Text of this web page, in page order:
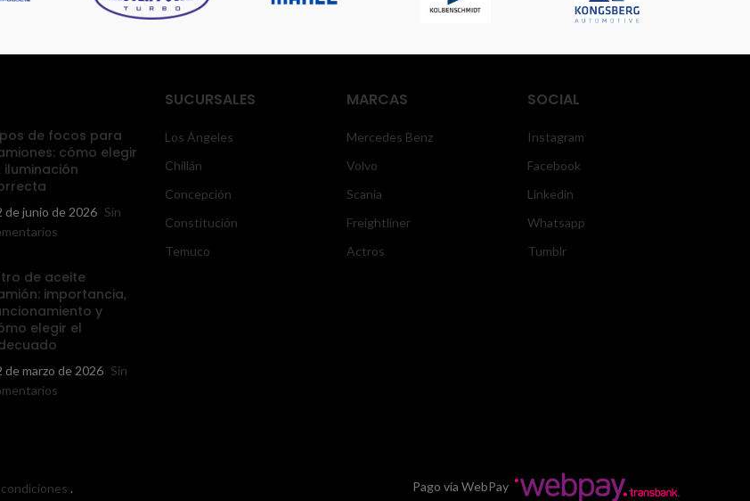
de focos para
cómo elegir
iluminación
de junio de 2026 Sin
de aceite
importancia,
y
elegir el
de marzo de 2026 Sin
SUCURSALES
Los Ángeles
Chillán
Concepción
Constitución
Temuco
MARCAS
Mercedes Benz
Volvo
Scania
Freightliner
Actros
SOCIAL
Instagram
Facebook
Linkedin
Whatsapp
Tumblr
. Pago vía WebPay